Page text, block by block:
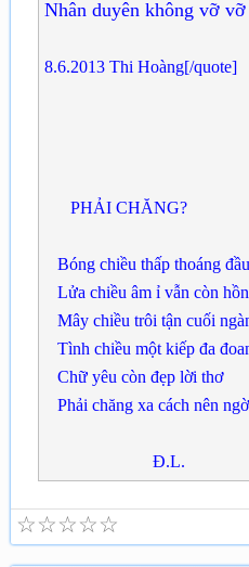
Nhân duyên không vỡ
8.6.2013 Thi Hoàng[/quote]
PHẢI CHĂNG?
Bóng chiều thấp thoáng
Lửa chiều âm ỉ vẫn còn
Mây chiều trôi tận cuối
Tình chiều một kiếp đa
Chữ yêu còn đẹp lời thơ
Phải chăng xa cách nên
Đ.L.
☆
☆
☆
☆
☆